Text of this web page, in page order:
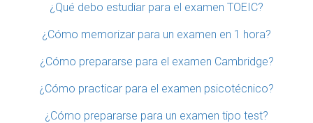
¿Qué debo estudiar para el examen TOEIC?
¿Cómo memorizar para un examen en 1 hora?
¿Cómo prepararse para el examen Cambridge?
¿Cómo practicar para el examen psicotécnico?
¿Cómo prepararse para un examen tipo test?